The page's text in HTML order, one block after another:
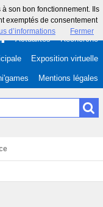
son bon fonctionnement. Ils
exemptés de consentement
d’informations Fermer
Actualités Recherche
Exposition virtuelle
Mentions légales